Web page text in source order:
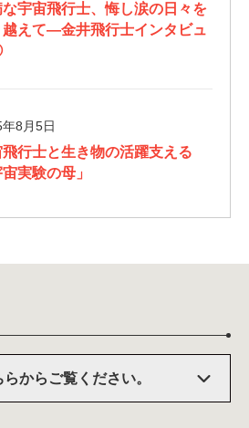
な宇宙飛行士、悔し涙の日々を
越えて—金井飛行士インタビュ
8月5日
行士と生き物の活躍支える
宙実験の母」
からご覧ください。